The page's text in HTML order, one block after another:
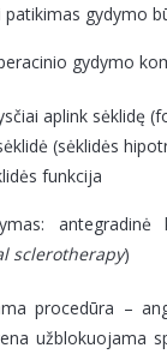
patikimas gydymo
gydymo
aplink sėklidę
(sėklidės
funkcija
antegradinė
sclerotherapy)
procedūra –
užblokuojama